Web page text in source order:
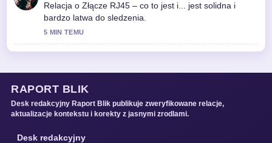
Relacja o Złącze RJ45 – co to jest i... jest solidna i
bardzo latwa do sledzenia.
5 MIN TEMU
RAPORT BLIK
Desk redakcyjny Raport Blik publikuje zweryfikowane relacje,
aktualizacje kontekstu i korekty z jasnymi zrodlami.
Desk redakcyjny